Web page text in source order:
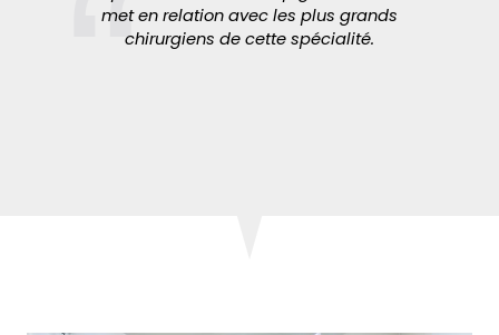
met en relation avec les plus grands
chirurgiens de cette spécialité.